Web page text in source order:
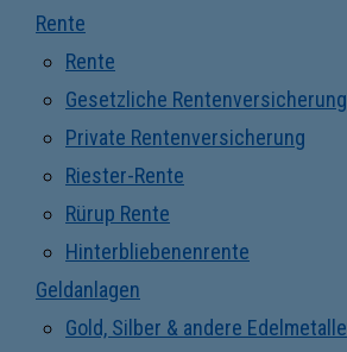
Rente
Rente
Gesetzliche Rentenversicherung
Private Rentenversicherung
Riester-Rente
Rürup Rente
Hinterbliebenenrente
Geldanlagen
Gold, Silber & andere Edelmetalle